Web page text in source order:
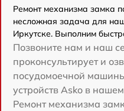
Ремонт механизма замка
несложная задача для
Иркутске. Выполним
Позвоните нам и наш
проконсультирует и
посудомоечной
устройств Asko в
Ремонт механизма